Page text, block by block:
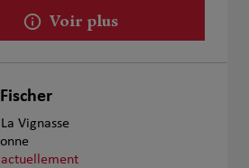
Voir plus
Vignasse